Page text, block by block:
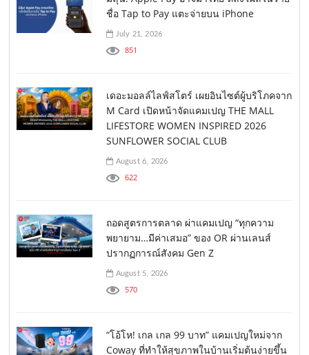
ชื่อ Tap to Pay แตะจ่ายบน iPhone
July 21, 2026
851
เดอะมอลล์ไลฟ์สโตร์ เผยอินไซต์ผู้บริโภคจาก
M Card เปิดหน้าจัดแคมเปญ THE MALL
LIFESTORE WOMEN INSPIRED 2026
SUNFLOWER SOCIAL CLUB
August 6, 2026
622
ถอดสูตรการตลาด ผ่าแคมเปญ “ทุกความ
พยายาม…มีค่าเสมอ” ของ OR ผ่านเลนส์
ปรากฏการณ์สังคม Gen Z
August 5, 2026
570
“โอ้โห! เกล เกล 99 บาท” แคมเปญใหม่จาก
Coway ที่ทำให้สุขภาพในบ้านเริ่มต้นง่ายขึ้น